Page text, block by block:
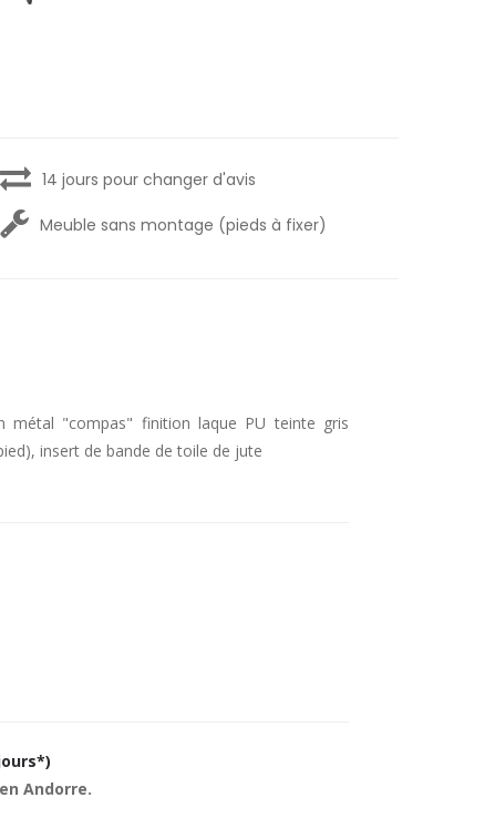
14 jours pour changer d'avis
Meuble sans montage (pieds à fixer)
métal "compas" finition laque PU teinte gris
insert de bande de toile de jute
Andorre.